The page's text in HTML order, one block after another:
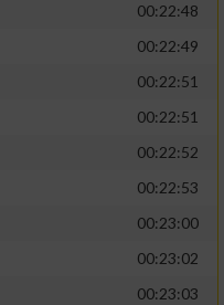
00:22:48
00:22:49
00:22:51
00:22:51
00:22:52
00:22:53
00:23:00
00:23:02
00:23:03